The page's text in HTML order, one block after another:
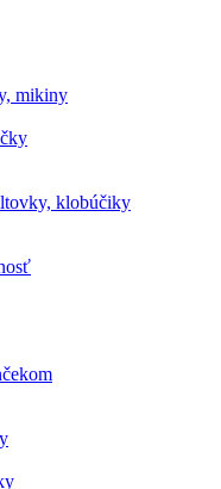
mikiny
klobúčiky